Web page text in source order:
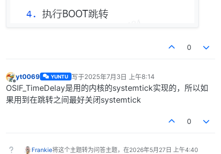
0
离线
yt0069 YUNTU 写于2025年7月3日 上午8:14
最后由 编辑
OSIF_TimeDelay是用的内核的systemtick实现的，所以如
果用到在跳转之间最好关闭systemtick
0
Frankie将这个主题转为问答主题，在2026年5月27日 上午4:40